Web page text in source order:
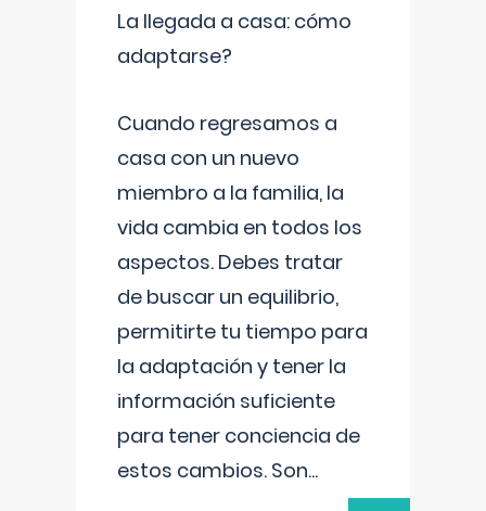
La llegada a casa: cómo
adaptarse?
Cuando regresamos a
casa con un nuevo
miembro a la familia, la
vida cambia en todos los
aspectos. Debes tratar
de buscar un equilibrio,
permitirte tu tiempo para
la adaptación y tener la
información suficiente
para tener conciencia de
estos cambios. Son...